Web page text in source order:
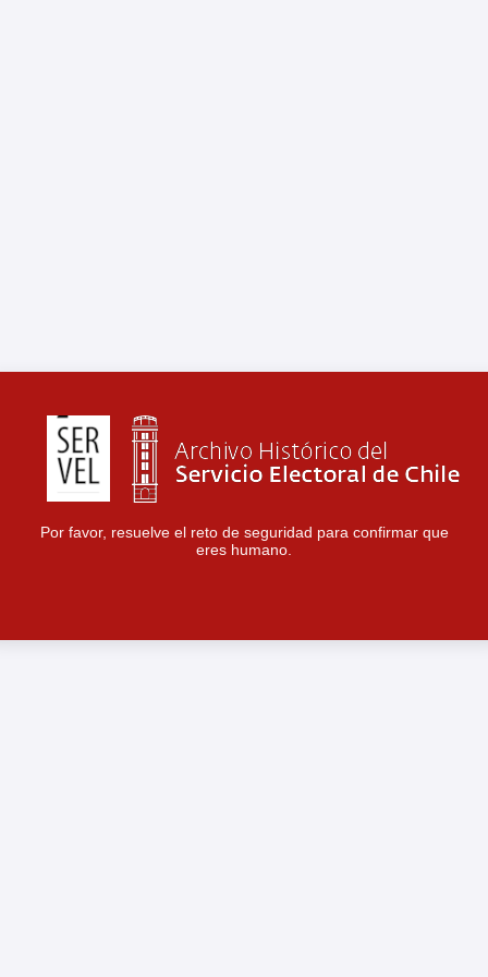
Por favor, resuelve el reto de seguridad para confirmar que
eres humano.